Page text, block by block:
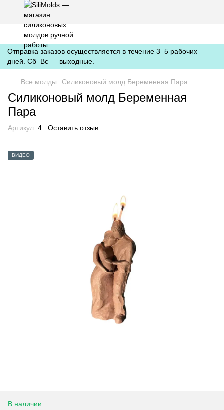
https://silimolds.com.ua//.well-known/apple-developer-merchantid-
domain-association
Отправка заказов осуществляется в течение 3–5 рабочих
дней. Сб–Вс — выходные.
Все молды Силиконовый молд Беременная Пара
Силиконовый молд Беременная
Пара
Артикул: 4 Оставить отзыв
ВИДЕО
В наличии